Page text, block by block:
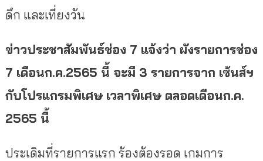
ดึก และเที่ยงวัน
ข่าวประชาสัมพันธ์ช่อง 7 แจ้งว่า ผังรายการช่อง
7 เดือนก.ค.2565 นี้ จะมี 3 รายการจาก เซ้นส์ฯ
กับโปรแกรมพิเศษ เวลาพิเศษ ตลอดเดือนก.ค.
2565 นี้
ประเดิมที่รายการแรก ร้องต้องรอด เกมการ